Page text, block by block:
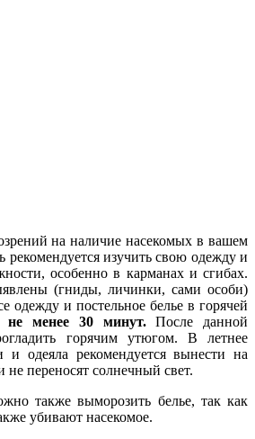
на наличие насекомых в вашем
рекомендуется изучить свою одежду и
особенно в карманах и сгибах.
(гниды, личинки, сами особи)
одежду и постельное белье в горячей
не менее 30 минут.После данной
горячим утюгом. В летнее
и одеяла рекомендуется вынести на
переносят солнечный свет.
также выморозить белье, так как
убивают насекомое.